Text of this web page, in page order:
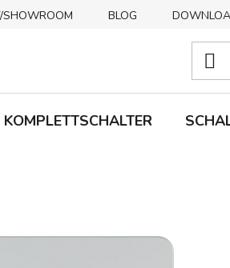
SHOWROOM BLOG
KOMPLETTSCHALTER